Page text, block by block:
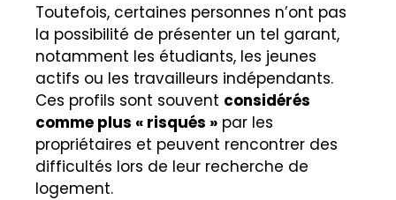
Toutefois, certaines personnes n’ont pas
la possibilité de présenter un tel garant,
notamment les étudiants, les jeunes
actifs ou les travailleurs indépendants.
Ces profils sont souvent considérés
comme plus « risqués » par les
propriétaires et peuvent rencontrer des
difficultés lors de leur recherche de
logement.